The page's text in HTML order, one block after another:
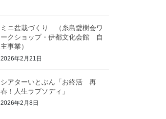
ミニ盆栽づくり （糸島愛樹会ワ
ークショップ・伊都文化会館 自
主事業）
2026年2月21日
シアターいとぶん「お終活 再
春！人生ラプソディ」
2026年2月8日